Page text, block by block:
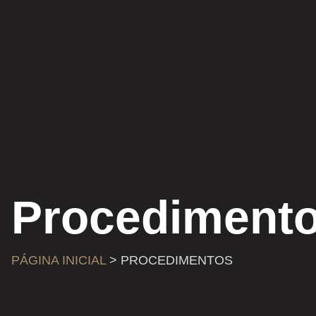
PÁGINA INICIAL > PROCEDIMENTOS